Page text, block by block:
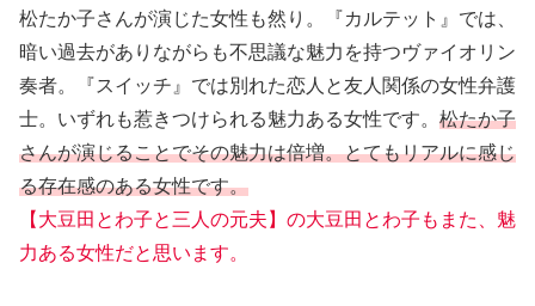
松たか子さんが演じた女性も然り。『カルテット』では、
暗い過去がありながらも不思議な魅力を持つヴァイオリン
奏者。『スイッチ』では別れた恋人と友人関係の女性弁護
士。いずれも惹きつけられる魅力ある女性です。 松たか子
さんが演じることでその魅力は倍増。とてもリアルに感じ
る存在感のある女性です。
【大豆田とわ子と三人の元夫】の大豆田とわ子もまた、魅
力ある女性だと思います。